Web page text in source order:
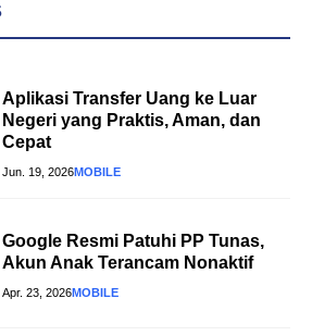
Aplikasi Transfer Uang ke Luar
Negeri yang Praktis, Aman, dan
Cepat
Jun. 19, 2026MOBILE
Google Resmi Patuhi PP Tunas,
Akun Anak Terancam Nonaktif
Apr. 23, 2026MOBILE